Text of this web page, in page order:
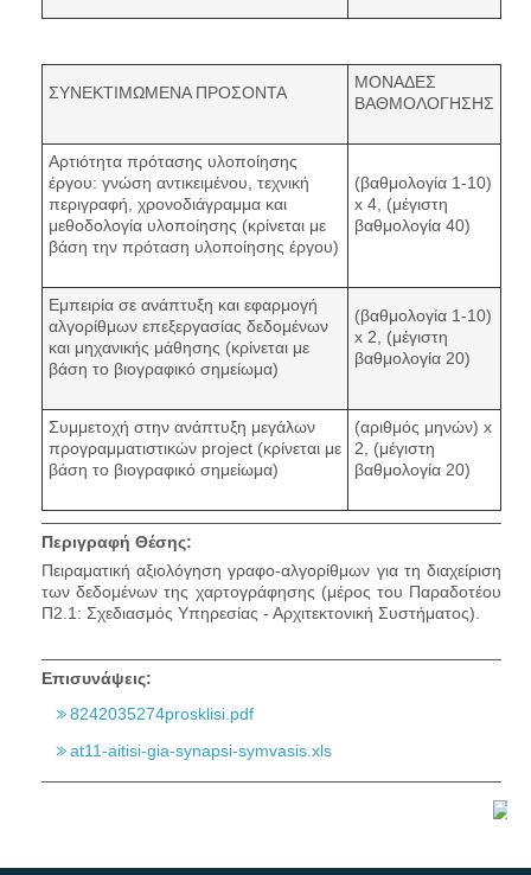
ΣΥΝΕΚΤΙΜΩΜΕΝΑ ΠΡΟΣΟΝΤΑ
ΜΟΝΑΔΕΣ
ΒΑΘΜΟΛΟΓΗΣΗΣ
Αρτιότητα πρότασης υλοποίησης
έργου: γνώση αντικειμένου, τεχνική
περιγραφή, χρονοδιάγραμμα και
μεθοδολογία υλοποίησης (κρίνεται με
βάση την πρόταση υλοποίησης έργου)
(βαθμολογία 1-10)
x 4, (μέγιστη
βαθμολογία 40)
Εμπειρία σε ανάπτυξη και εφαρμογή
αλγορίθμων επεξεργασίας δεδομένων
και μηχανικής μάθησης (κρίνεται με
βάση το βιογραφικό σημείωμα)
(βαθμολογία 1-10)
x 2, (μέγιστη
βαθμολογία 20)
Συμμετοχή στην ανάπτυξη μεγάλων
προγραμματιστικών project (κρίνεται με
βάση το βιογραφικό σημείωμα)
(αριθμός μηνών) x
2, (μέγιστη
βαθμολογία 20)
Περιγραφή Θέσης:
Πειραματική αξιολόγηση γραφο-αλγορίθμων για τη διαχείριση
των δεδομένων της χαρτογράφησης (μέρος του Παραδοτέου
Π2.1: Σχεδιασμός Υπηρεσίας - Αρχιτεκτονική Συστήματος).
Επισυνάψεις:
8242035274prosklisi.pdf
at11-aitisi-gia-synapsi-symvasis.xls